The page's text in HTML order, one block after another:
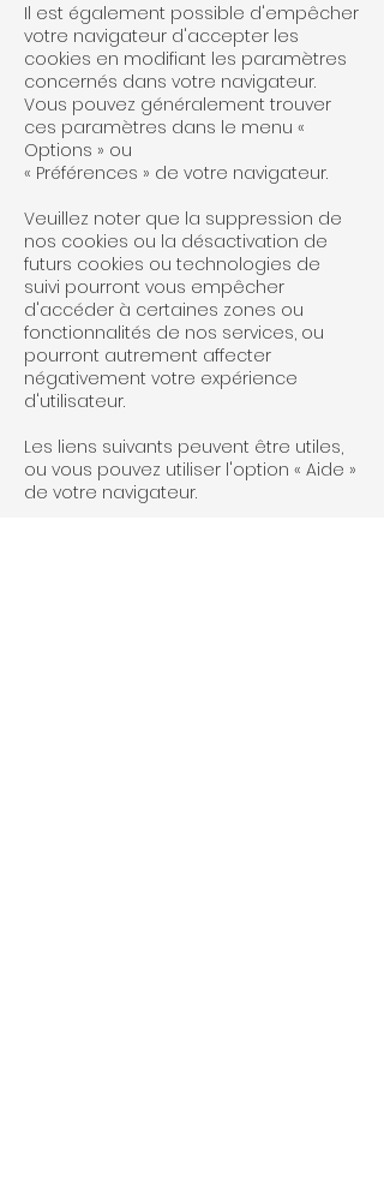
Il est également possible d'empêcher
votre navigateur d'accepter les
cookies en modifiant les paramètres
concernés dans votre navigateur.
Vous pouvez généralement trouver
ces paramètres dans le menu «
Options » ou
« Préférences » de votre navigateur.
Veuillez noter que la suppression de
nos cookies ou la désactivation de
futurs cookies ou technologies de
suivi pourront vous empêcher
d'accéder à certaines zones ou
fonctionnalités de nos services, ou
pourront autrement affecter
négativement votre expérience
d'utilisateur.
Les liens suivants peuvent être utiles,
ou vous pouvez utiliser l'option « Aide »
de votre navigateur.